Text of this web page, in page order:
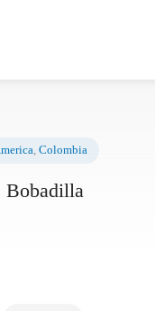
Bobadilla